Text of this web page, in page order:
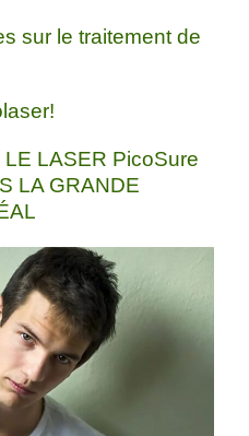
sur le traitement de
LASER PicoSure
LA GRANDE